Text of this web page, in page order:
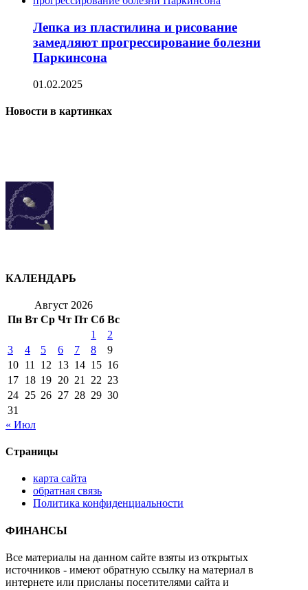
Лепка из пластилина и рисование
замедляют прогрессирование болезни
Паркинсона
01.02.2025
Новости в картинках
КАЛЕНДАРЬ
Август 2026
Пн Вт Ср Чт Пт Сб Вс
1
2
3
4 5 6 7 8
9
10 11 12 13 14 15 16
17 18 19 20 21 22 23
24 25 26 27 28 29 30
31
« Июл
Страницы
карта сайта
обратная связь
Политика конфиденциальности
ФИНАНСЫ
Все материалы на данном сайте взяты из открытых
источников - имеют обратную ссылку на материал в
интернете или присланы посетителями сайта и